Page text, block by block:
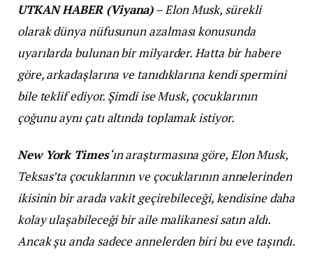
UTKAN HABER (Viyana)– Elon Musk, sürekli
olarak dünya nüfusunun azalması konusunda
uyarılarda bulunan bir milyarder. Hatta bir habere
göre, arkadaşlarına ve tanıdıklarına kendi spermini
bile teklif ediyor. Şimdi ise Musk, çocuklarının
çoğunu aynı çatı altında toplamak istiyor.
New York Times‘ın araştırmasına göre, Elon Musk,
Teksas’ta çocuklarının ve çocuklarının annelerinden
ikisinin bir arada vakit geçirebileceği, kendisine daha
kolay ulaşabileceği bir aile malikanesi satın aldı.
Ancak şu anda sadece annelerden biri bu eve taşındı.